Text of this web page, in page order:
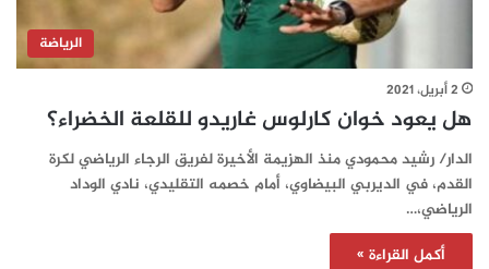
الرياضة
2 أبريل، 2021
هل يعود خوان كارلوس غاريدو للقلعة الخضراء؟
الدار/ رشيد محمودي منذ الهزيمة الأخيرة لفريق الرجاء الرياضي لكرة
القدم، في الديربي البيضاوي، أمام خصمه التقليدي، نادي الوداد
الرياضي،…
أكمل القراءة »